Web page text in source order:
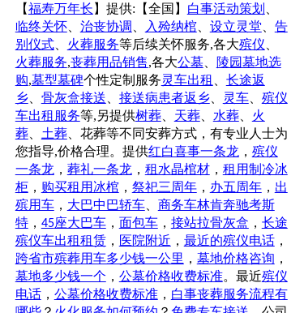
【福寿万年长 】提供:【全国】 白事活动策划
临终关怀、 治丧协调 入殓纳棺、 设立灵堂
告
别仪式、 火葬服务等后续关怀服务,各大殡仪
火葬服务,丧葬用品销售,各大公墓
陵园墓地选
购,墓型墓碑个性定制服务灵车出租
长途返
乡、 骨灰盒接送 接送病患者返乡、 灵车、 殡仪
车出租服务等,另提供树葬、 天葬、 水葬、 火
葬、 土葬、花葬等不同安葬方式，有专业人士为
您指导,价格合理。提供红白喜事一条龙 ， 殡仪
一条龙 ， 葬礼一条龙 ， 租水晶棺材， 租用制冷冰
柜， 购买租用冰棺， 祭祀三周年， 办五周年， 出
殡用车， 大巴中巴轿车、 商务车林肯奔驰考斯
特， 45座大巴车， 面包车， 接站拉骨灰盒 ， 长途
殡仪车出租租赁， 医院附近 ， 最近的殡仪电话，
跨省市殡葬用车多少钱一公里 ， 墓地价格咨询 ，
墓地多少钱一个 ， 公墓价格收费标准。最近殡仪
电话， 公墓价格收费标准， 白事丧葬服务流程有